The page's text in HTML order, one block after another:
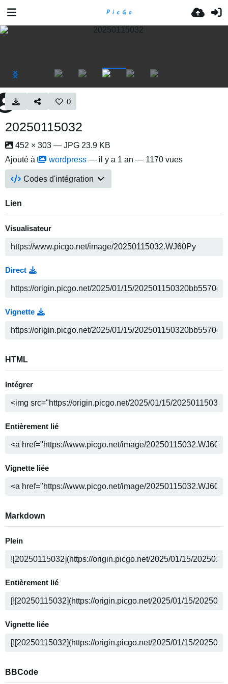
0
20250115032
452 × 303 — JPG 23.9 KB
Ajouté à
wordpress — il y a 1 an — 1170 vues
Codes d'intégration
Lien
Visualisateur
Direct
Vignette
HTML
Intégrer
Entièrement lié
Vignette liée
Markdown
Plein
Entièrement lié
Vignette liée
BBCode